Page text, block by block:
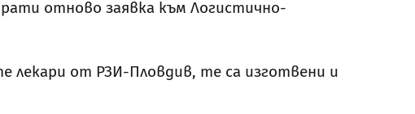
отново заявка към Логистично-
лекари от РЗИ-Пловдив, те са изготвени и